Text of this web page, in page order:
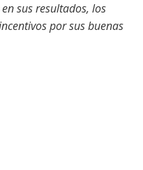
sus resultados, los
por sus buenas